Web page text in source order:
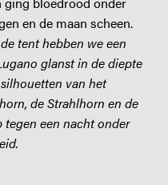
en de maan scheen.
tent hebben we een
glanst in de diepte
van het
de Strahlhorn en de
tegen een nacht onder